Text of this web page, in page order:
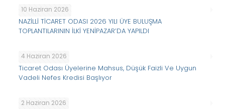
10 Haziran 2026
NAZİLLİ TİCARET ODASI 2026 YILI ÜYE BULUŞMA
TOPLANTILARININ İLKİ YENİPAZAR’DA YAPILDI
4 Haziran 2026
Ticaret Odası Üyelerine Mahsus, Düşük Faizli Ve Uygun
Vadeli Nefes Kredisi Başlıyor
2 Haziran 2026